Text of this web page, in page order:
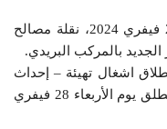
ووفق نص البلاغ فسيتم اليوم الاثانين 26 فيفري 2024، نقلة مصالح
الجديد بالمركب البريدي.
2024 فسيتم إنطلاق اشغال تهيئة – إحداث
جديد – مكتب بريد حي الانس، على أن تنطلق يوم الأربعاء 28 فيفري